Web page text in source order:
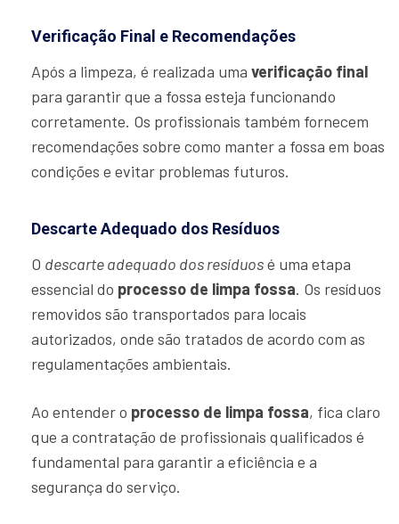
Verificação Final e Recomendações
Após a limpeza, é realizada uma verificação final
para garantir que a fossa esteja funcionando
corretamente. Os profissionais também fornecem
recomendações sobre como manter a fossa em boas
condições e evitar problemas futuros.
Descarte Adequado dos Resíduos
O descarte adequado dos resíduosé uma etapa
essencial do processo de limpa fossa. Os resíduos
removidos são transportados para locais
autorizados, onde são tratados de acordo com as
regulamentações ambientais.
Ao entender o processo de limpa fossa, fica claro
que a contratação de profissionais qualificados é
fundamental para garantir a eficiência e a
segurança do serviço.